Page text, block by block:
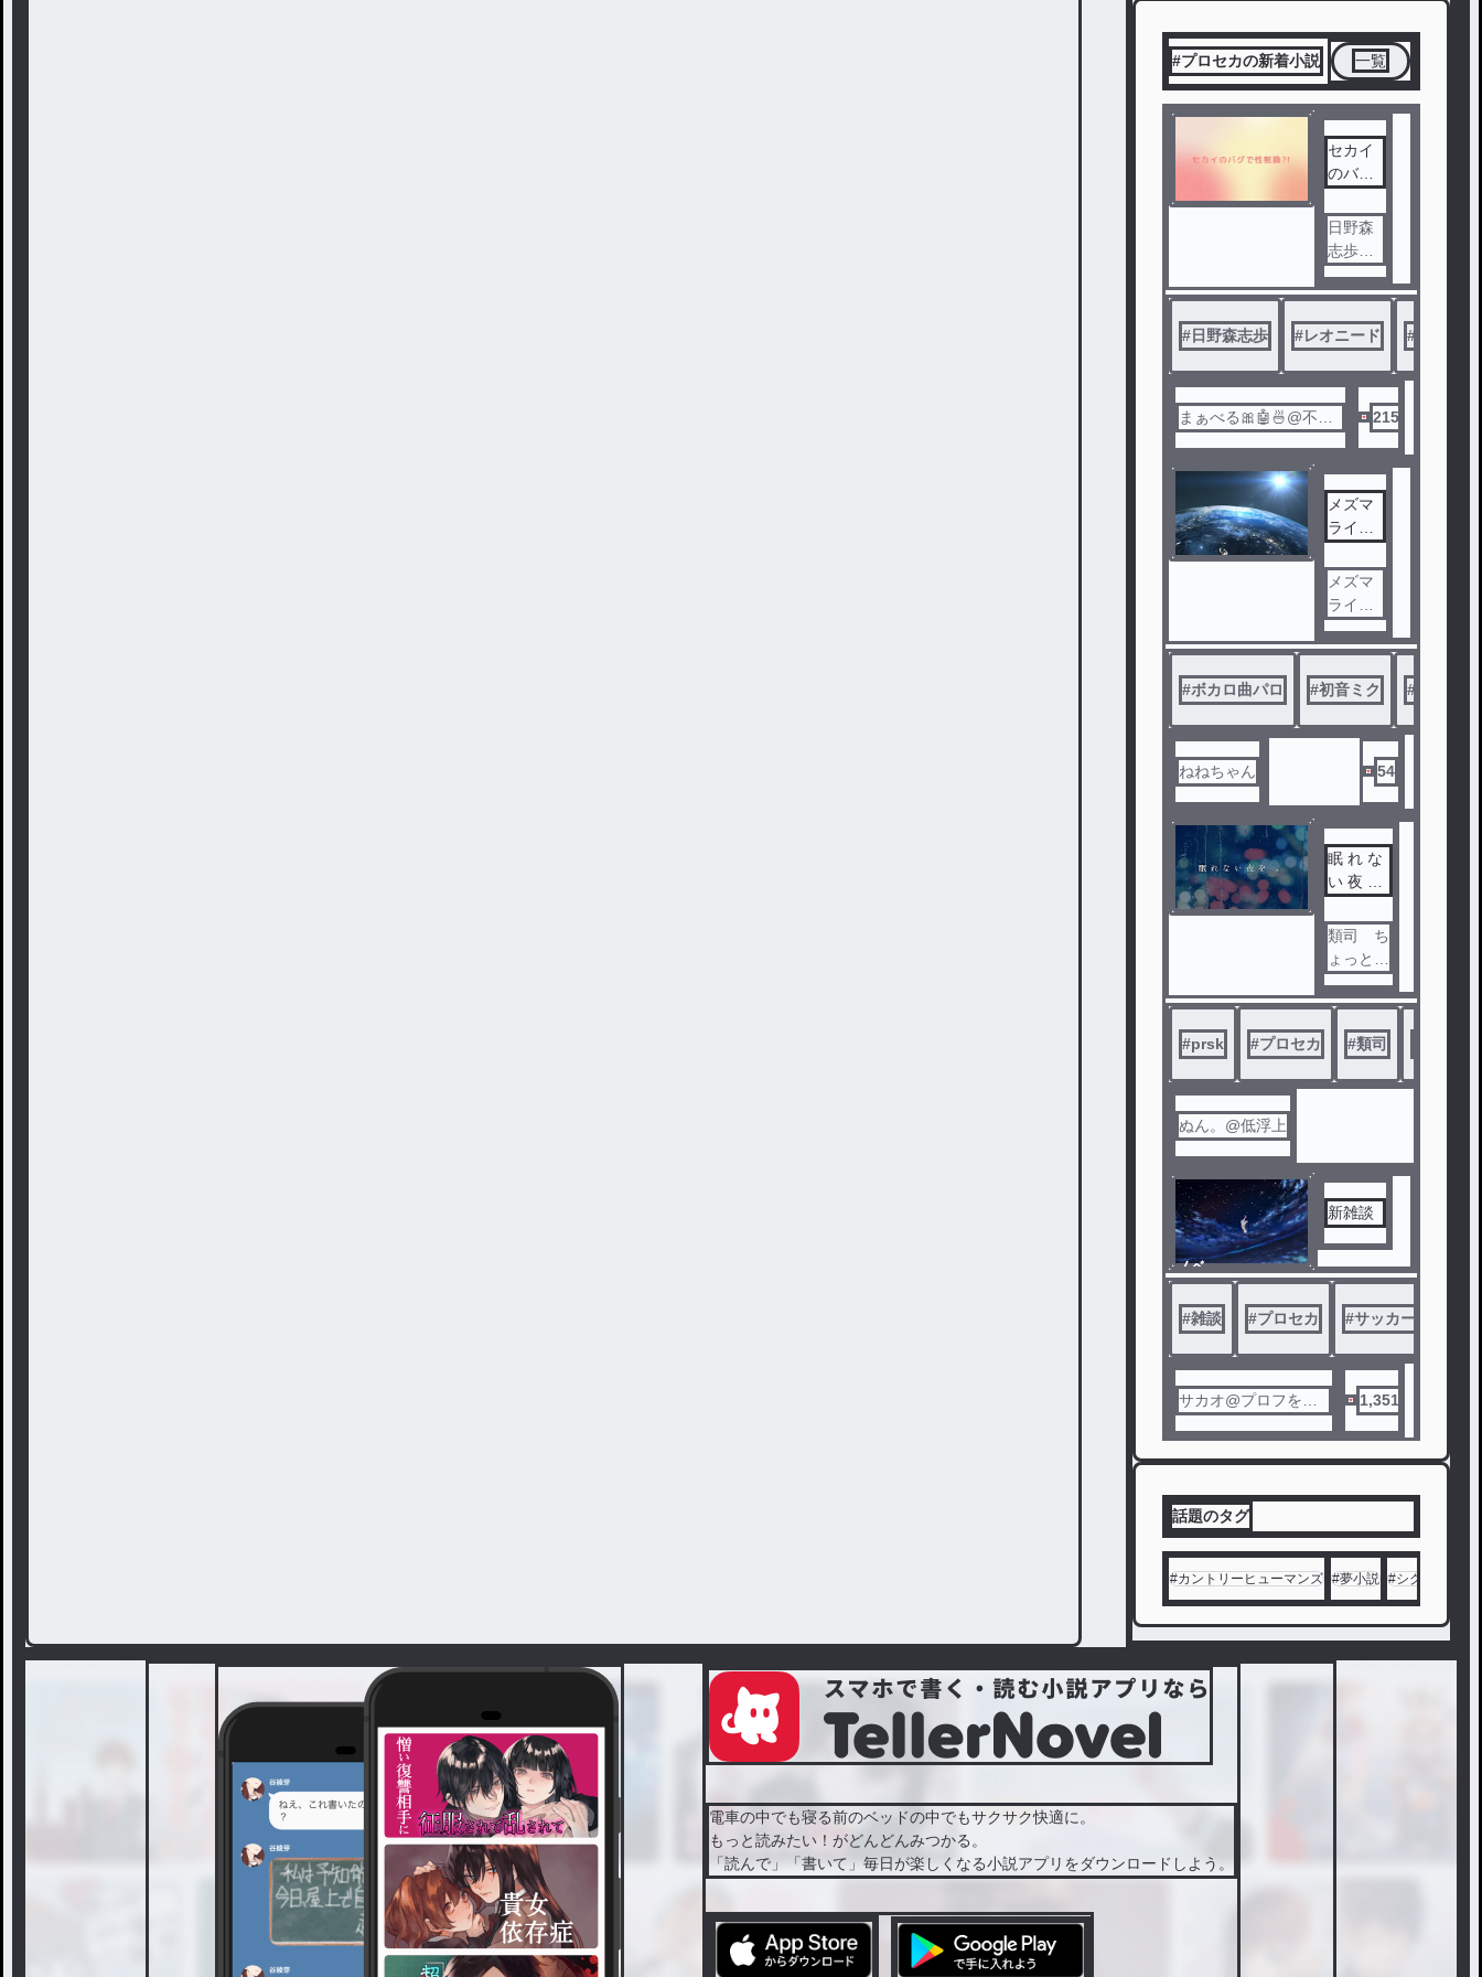
#プロセカの新着小説 一覧
セカイ
のバグ
換?!
日野森
志歩が
セカイ
のバグ
で男の
子にな
まうお
話！は
たして
んな難
題が迫
るのか
！
#日野森志歩 #レオニード #
まぁべる🎀🤖🍜@不定
215
メズマ
ライザ
説
メズマ
ライザ
ーを自
分なり
の解釈
で書い
した．
#ボカロ曲パロ #初音ミク #
ねねちゃん 54
眠 れ な
い 夜 を
類司 ち
ょっとバ
ットエン
ドかも
下手くそ
見てほし
#prsk #プロセカ #類司
ぬん。@低浮上
ノベ
ル
新雑談
#雑談 #プロセカ #サッカー
サカオ@プロフを見
1,351
話題のタグ
#カントリーヒューマンズ #夢小説 #シクフォニ
電車の中でも寝る前のベッドの中でもサクサク快適に。
もっと読みたい！がどんどんみつかる。
「読んで」「書いて」毎日が楽しくなる小説アプリをダウンロードしよう。